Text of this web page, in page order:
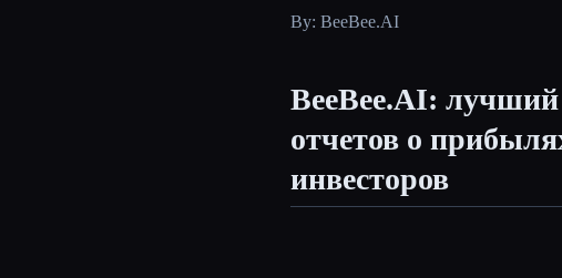
By: BeeBee.AI
BeeBee.AI:
отчетов о
инвесторов